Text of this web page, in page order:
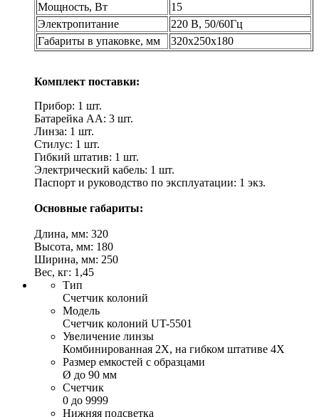
Мощность, Вт
15
Электропитание
220 В, 50/60Гц
Габариты в упаковке, мм
320х250х180
Комплект поставки:
Прибор: 1 шт.
Батарейка АА: 3 шт.
Линза: 1 шт.
Стилус: 1 шт.
Гибкий штатив: 1 шт.
Электрический кабель: 1 шт.
Паспорт и руководство по эксплуатации: 1 экз.
Основные габариты:
Длина, мм: 320
Высота, мм: 180
Ширина, мм: 250
Вес, кг: 1,45
Тип
Счетчик колоний
Модель
Счетчик колоний UT-5501
Увеличение линзы
Комбинированная 2Х, на гибком штативе 4Х
Размер емкостей с образцами
Ø до 90 мм
Счетчик
0 до 9999
Нижняя подсветка